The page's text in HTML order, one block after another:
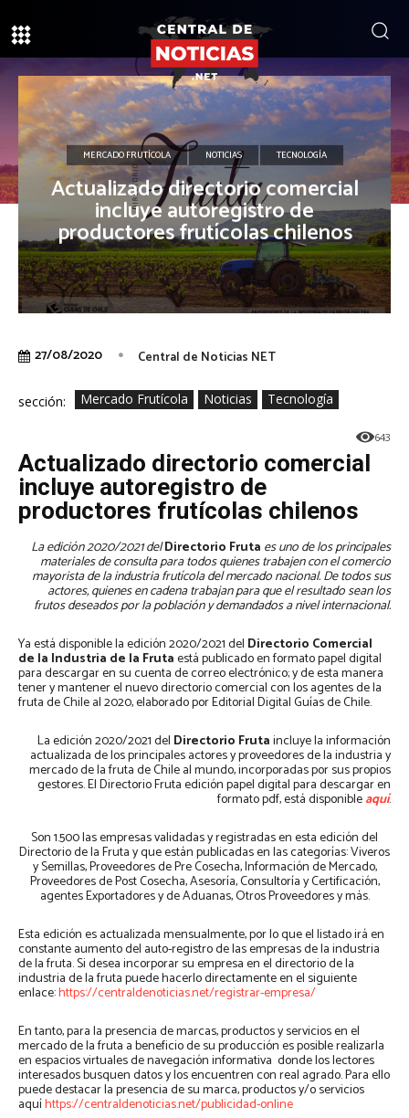
MERCADO FRUTÍCOLA NOTICIAS TECNOLOGÍA
Actualizado directorio comercial
incluye autoregistro de
productores frutícolas chilenos
27/08/2020 Central de Noticias NET
sección: Mercado Frutícola Noticias Tecnología
643
Actualizado directorio comercial
incluye autoregistro de
productores frutícolas chilenos
La edición 2020/2021 delDirectorio Fruta es uno de los principales
materiales de consulta para todos quienes trabajen con el comercio
mayorista de la industria frutícola del mercado nacional. De todos sus
actores, quienes en cadena trabajan para que el resultado sean los
frutos deseados por la población y demandados a nivel internacional.
Ya está disponible la edición 2020/2021 del Directorio Comercial
de la Industria de la Frutaestá publicado en formato papel digital
para descargar en su cuenta de correo electrónico; y de esta manera
tener y mantener el nuevo directorio comercial con los agentes de la
fruta de Chile al 2020, elaborado por Editorial Digital Guías de Chile.
La edición 2020/2021 del Directorio Frutaincluye la información
actualizada de los principales actores y proveedores de la industria y
mercado de la fruta de Chile al mundo, incorporadas por sus propios
gestores. El Directorio Fruta edición papel digital para descargar en
formato pdf, está disponibleaquí.
Son 1.500 las empresas validadas y registradas en esta edición del
Directorio de la Fruta y que están publicadas en las categorías: Viveros
y Semillas, Proveedores de Pre Cosecha, Información de Mercado,
Proveedores de Post Cosecha, Asesoría, Consultoría y Certificación,
agentes Exportadores y de Aduanas, Otros Proveedores y más.
Esta edición es actualizada mensualmente, por lo que el listado irá en
constante aumento del auto-registro de las empresas de la industria
de la fruta. Si desea incorporar su empresa en el directorio de la
industria de la fruta puede hacerlo directamente en el siguiente
enlace:https://centraldenoticias.net/registrar-empresa/
En tanto, para la presencia de marcas, productos y servicios en el
mercado de la fruta a beneficio de su producción es posible realizarla
en espacios virtuales de navegación informativa donde los lectores
interesados busquen datos y los encuentren con real agrado. Para ello
puede destacar la presencia de su marca, productos y/o servicios
aquíhttps://centraldenoticias.net/publicidad-online